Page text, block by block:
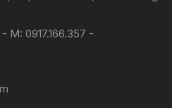
M: 0917.166.357 -